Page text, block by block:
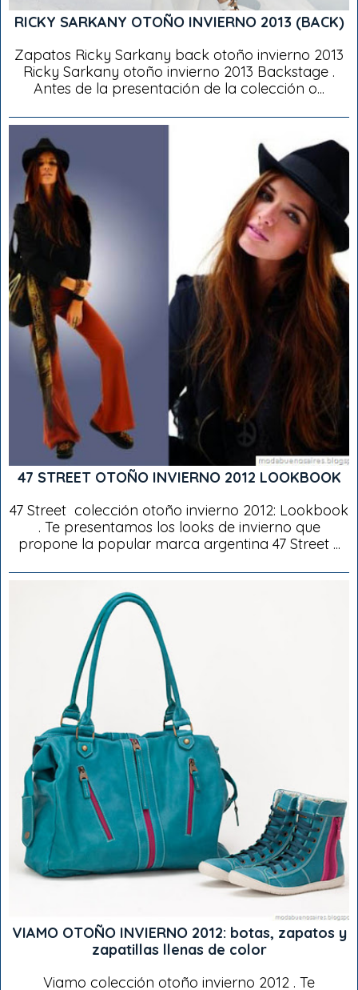
RICKY SARKANY OTOÑO INVIERNO 2013 (BACK)
Zapatos Ricky Sarkany back otoño invierno 2013
Ricky Sarkany otoño invierno 2013 Backstage .
Antes de la presentación de la colección o...
47 STREET OTOÑO INVIERNO 2012 LOOKBOOK
47 Street colección otoño invierno 2012: Lookbook
. Te presentamos los looks de invierno que
propone la popular marca argentina 47 Street ...
VIAMO OTOÑO INVIERNO 2012: botas, zapatos y
zapatillas llenas de color
Viamo colección otoño invierno 2012 . Te